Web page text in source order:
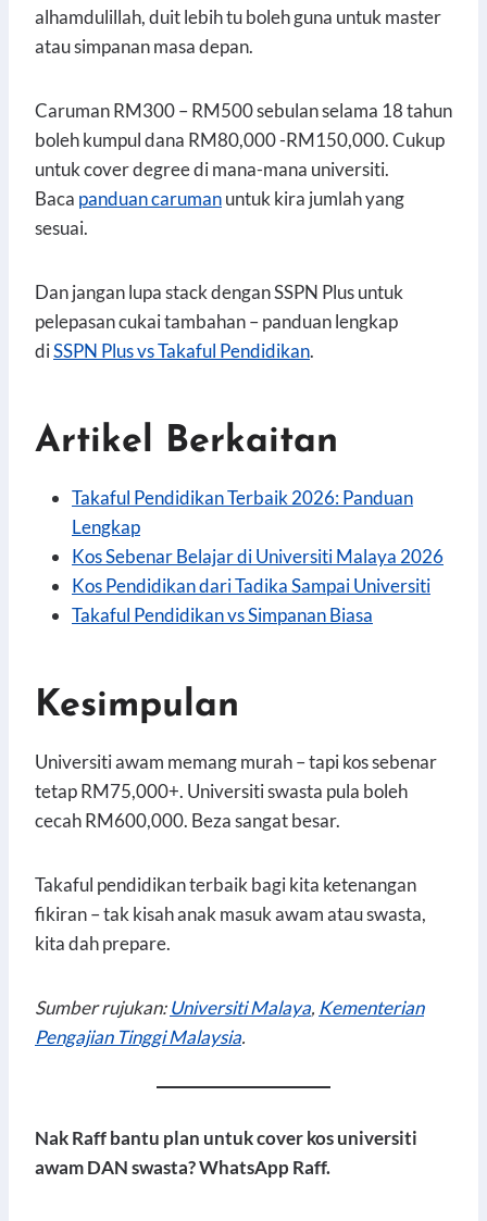
alhamdulillah, duit lebih tu boleh guna untuk master
atau simpanan masa depan.
Caruman RM300 – RM500 sebulan selama 18 tahun
boleh kumpul dana RM80,000 -RM150,000. Cukup
untuk cover degree di mana-mana universiti.
Baca panduan carumanuntuk kira jumlah yang
sesuai.
Dan jangan lupa stack dengan SSPN Plus untuk
pelepasan cukai tambahan – panduan lengkap
diSSPN Plus vs Takaful Pendidikan.
Artikel Berkaitan
Takaful Pendidikan Terbaik 2026: Panduan
Lengkap
Kos Sebenar Belajar di Universiti Malaya 2026
Kos Pendidikan dari Tadika Sampai Universiti
Takaful Pendidikan vs Simpanan Biasa
Kesimpulan
Universiti awam memang murah – tapi kos sebenar
tetap RM75,000+. Universiti swasta pula boleh
cecah RM600,000. Beza sangat besar.
Takaful pendidikan terbaik bagi kita ketenangan
fikiran – tak kisah anak masuk awam atau swasta,
kita dah prepare.
Sumber rujukan:Universiti Malaya, Kementerian
Pengajian Tinggi Malaysia.
Nak Raff bantu plan untuk cover kos universiti
awam DAN swasta? WhatsApp Raff.